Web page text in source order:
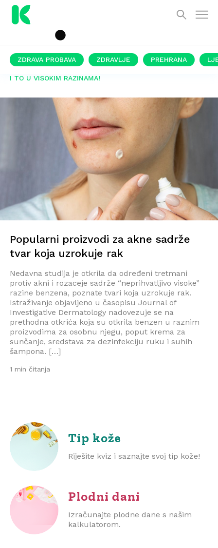
ZDRAVA PROBAVA ZDRAVLJE PREHRANA
I TO U VISOKIM RAZINAMA!
Popularni proizvodi za akne sadrže
tvar koja uzrokuje rak
Nedavna studija je otkrila da određeni tretmani
protiv akni i rozaceje sadrže “neprihvatljivo visoke”
razine benzena, poznate tvari koja uzrokuje rak.
Istraživanje objavljeno u časopisu Journal of
Investigative Dermatology nadovezuje se na
prethodna otkrića koja su otkrila benzen u raznim
proizvodima za osobnu njegu, poput krema za
sunčanje, sredstava za dezinfekciju ruku i suhih
šampona. […]
1 min čitanja
Tip kože
Riješite kviz i saznajte svoj tip kože!
Plodni dani
Izračunajte plodne dane s našim
kalkulatorom.